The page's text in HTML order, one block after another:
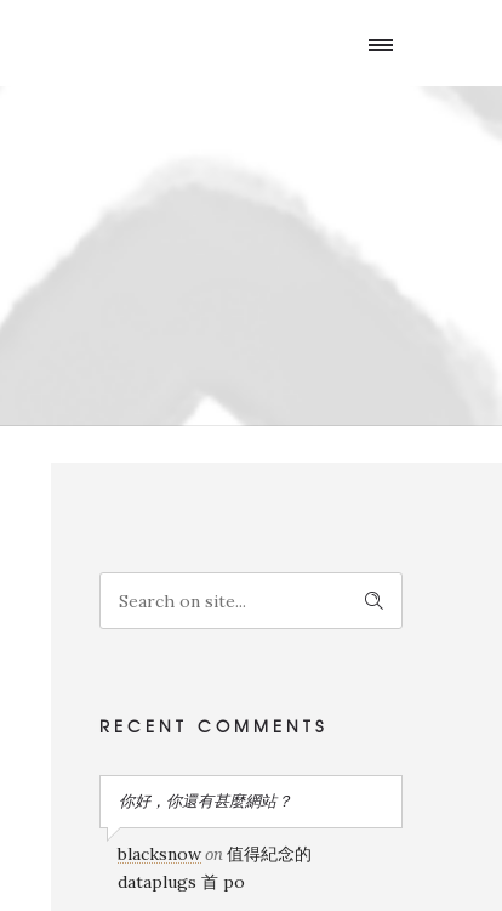
RECENT COMMENTS
你好，你還有甚麼網站？
blacksnow on 值得紀念的
dataplugs 首 po